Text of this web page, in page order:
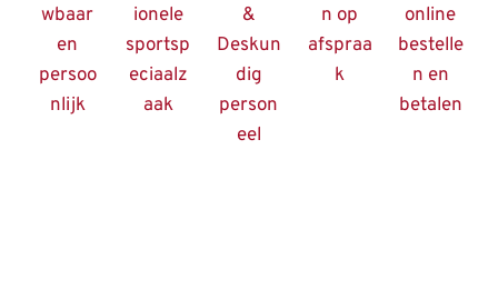
wbaar
en
persoo
nlijk
ionele
sportsp
eciaalz
aak
&
Deskun
dig
person
eel
n op
afspraa
k
online
bestelle
n en
betalen